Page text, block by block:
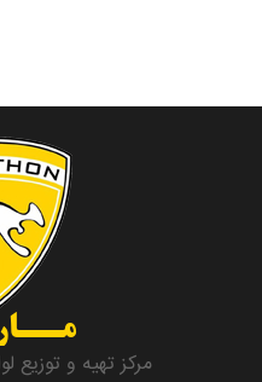
مرکز تهیه و توزیع